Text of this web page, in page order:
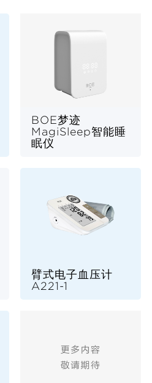
BOE梦迹
MagiSleep智能睡
眠仪
臂式电子血压计
A221-1